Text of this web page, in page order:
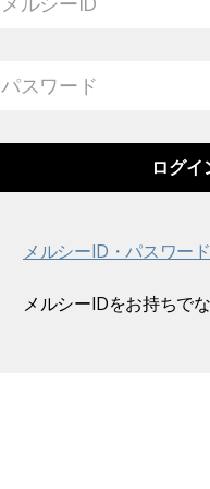
パスワード
メルシーID・パスワー
メルシーIDをお持ちで